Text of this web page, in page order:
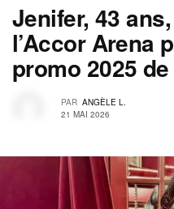
Jenifer, 43
l’Accor Arena
promo 2025
PAR ANGÈLE L.
21 MAI 2026